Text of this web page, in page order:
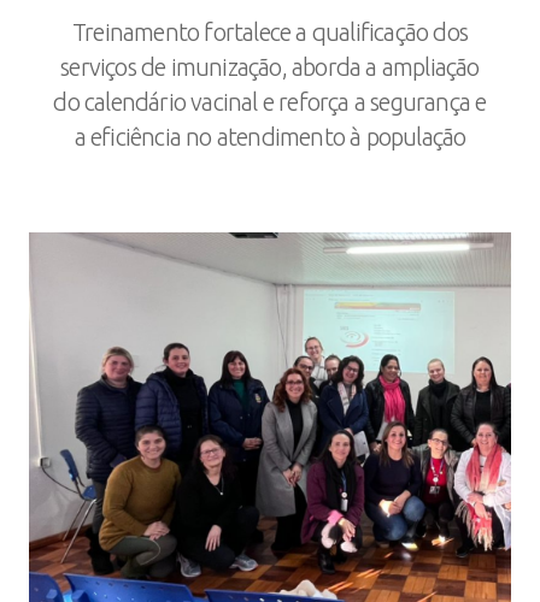
Treinamento fortalece a qualificação dos
serviços de imunização, aborda a ampliação
do calendário vacinal e reforça a segurança e
a eficiência no atendimento à população